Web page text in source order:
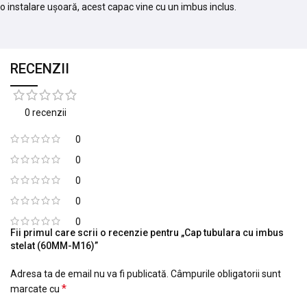
o instalare ușoară, acest capac vine cu un imbus inclus.
RECENZII
0 recenzii
0
0
0
0
0
Fii primul care scrii o recenzie pentru „Cap tubulara cu imbus
stelat (60MM-M16)”
Adresa ta de email nu va fi publicată. Câmpurile obligatorii sunt
marcate cu *